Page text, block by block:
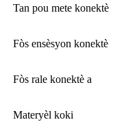
Tan pou mete konektè
Fòs ensèsyon konektè
Fòs rale konektè a
Materyèl koki